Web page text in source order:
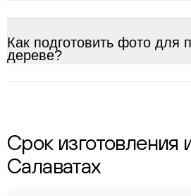
Как подготовить фото для
дереве?
Срок изготовления
Салаватах